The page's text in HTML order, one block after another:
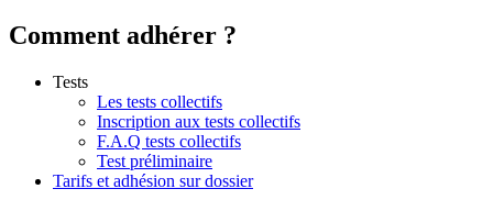
Comment adhérer ?
Tests
Les tests collectifs
Inscription aux tests collectifs
F.A.Q tests collectifs
Test préliminaire
Tarifs et adhésion sur dossier